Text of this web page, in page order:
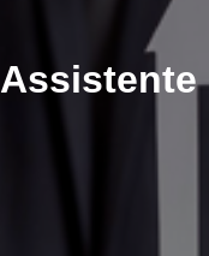
Assistente